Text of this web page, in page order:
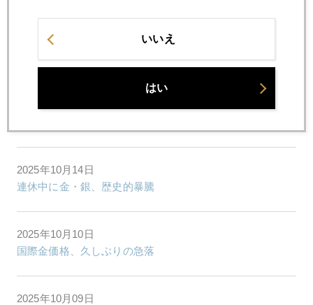
2025年10月16日
俄か金専門家が急増
2025年10月14日
連休中に金・銀、歴史的暴騰
2025年10月10日
国際金価格、久しぶりの急落
2025年10月09日
いいえ
はい